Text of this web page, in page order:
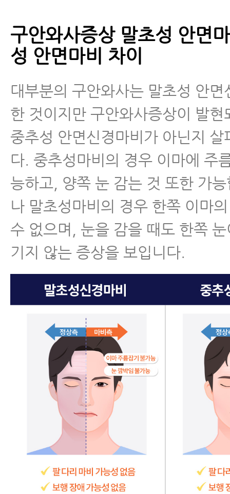
구안와사증상 말초성 안면
성 안면마비 차이
대부분의 구안와사는 말초성 안면
한 것이지만 구안와사증상이 발현
중추성 안면신경마비가 아닌지 살
다. 중추성마비의 경우 이마에 주
능하고, 양쪽 눈 감는 것 또한 가
나 말초성마비의 경우 한쪽 이마
수 없으며, 눈을 감을 때도 한쪽
기지 않는 증상을 보입니다.